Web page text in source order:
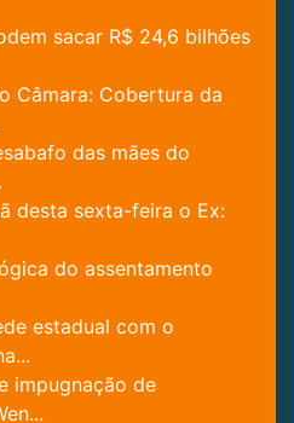
sacar R$ 24,6 bilhões
Câmara: Cobertura da
das mães do
desta sexta-feira o Ex:
do assentamento
estadual com o
impugnação de